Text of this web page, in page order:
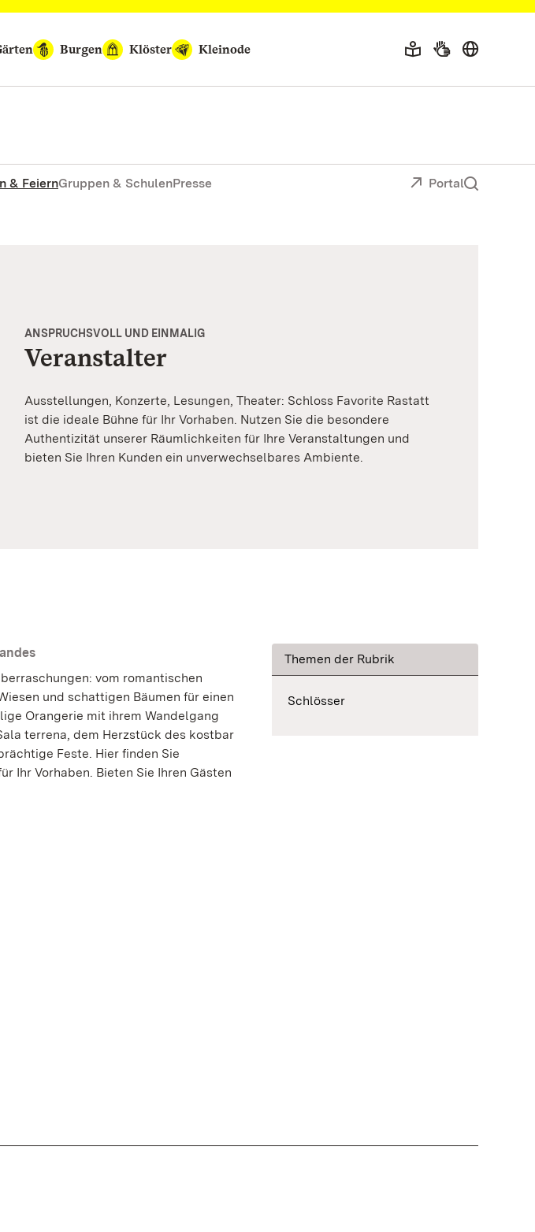
Burgen Klöster Kleinode
& FeiernGruppen & SchulenPresse Portal
ANSPRUCHSVOLL UND EINMALIG
Veranstalter
Ausstellungen, Konzerte, Lesungen, Theater: Schloss Favorite Rastatt
ist die ideale Bühne für Ihr Vorhaben. Nutzen Sie die besondere
Authentizität unserer Räumlichkeiten für Ihre Veranstaltungen und
bieten Sie Ihren Kunden ein unverwechselbares Ambiente.
vom romantischen
und schattigen Bäumen für einen
Orangerie mit ihrem Wandelgang
terrena, dem Herzstück des kostbar
Feste. Hier finden Sie
Ihr Vorhaben. Bieten Sie Ihren Gästen
Themen der Rubrik
Schlösser